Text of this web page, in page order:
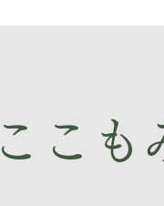
ここも